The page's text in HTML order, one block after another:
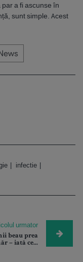
a fi ascunse în
sunt simple. Acest
infectie
urmator
beau prea
– iată ce...